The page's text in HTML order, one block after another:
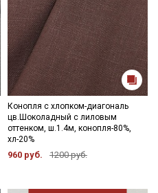
Конопля с хлопком-диагональ
цв.Шоколадный с лиловым
оттенком, ш.1.4м, конопля-80%,
хл-20%
960 руб. 1200 руб.